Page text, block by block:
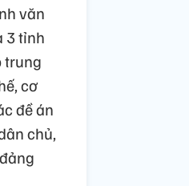
văn
3 tỉnh
trung
cơ
đề án
chủ,